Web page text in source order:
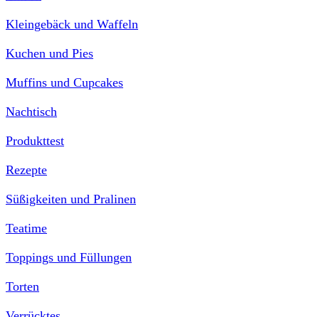
Kleingebäck und Waffeln
Kuchen und Pies
Muffins und Cupcakes
Nachtisch
Produkttest
Rezepte
Süßigkeiten und Pralinen
Teatime
Toppings und Füllungen
Torten